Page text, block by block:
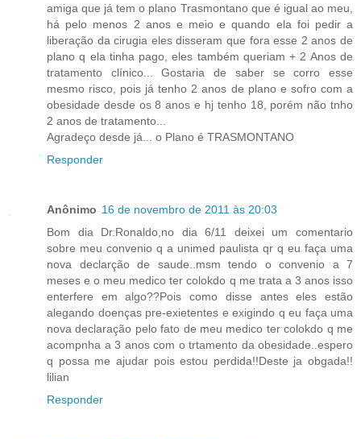
amiga que já tem o plano Trasmontano que é igual ao meu,
há pelo menos 2 anos e meio e quando ela foi pedir a
liberação da cirugia eles disseram que fora esse 2 anos de
plano q ela tinha pago, eles também queriam + 2 Anos de
tratamento clínico... Gostaria de saber se corro esse
mesmo risco, pois já tenho 2 anos de plano e sofro com a
obesidade desde os 8 anos e hj tenho 18, porém não tnho
2 anos de tratamento...
Agradeço desde já... o Plano é TRASMONTANO
Responder
Anônimo 16 de novembro de 2011 às 20:03
Bom dia Dr.Ronaldo,no dia 6/11 deixei um comentario
sobre meu convenio q a unimed paulista qr q eu faça uma
nova declarção de saude..msm tendo o convenio a 7
meses e o meu medico ter colokdo q me trata a 3 anos isso
enterfere em algo??Pois como disse antes eles estão
alegando doenças pre-exietentes e exigindo q eu faça uma
nova declaração pelo fato de meu medico ter colokdo q me
acompnha a 3 anos com o trtamento da obesidade..espero
q possa me ajudar pois estou perdida!!Deste ja obgada!!
lilian
Responder